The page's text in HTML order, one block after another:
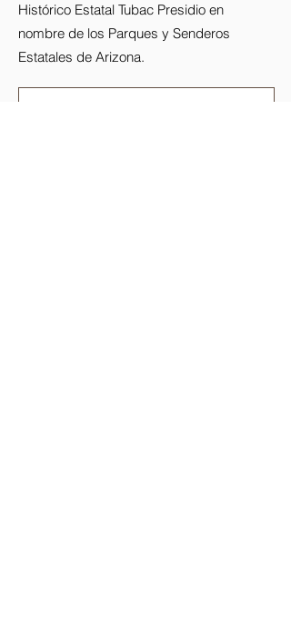
Histórico Estatal Tubac Presidio en
nombre de los Parques y Senderos
Estatales de Arizona.